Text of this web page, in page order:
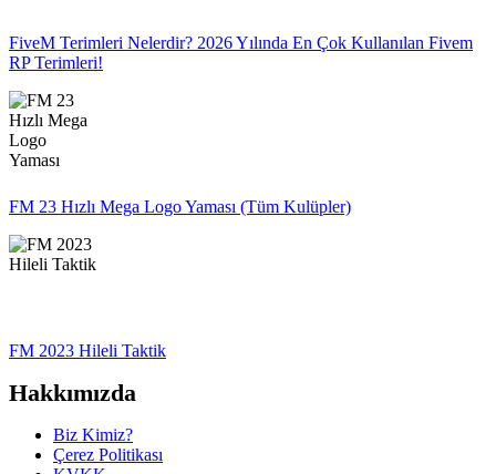
FiveM Terimleri Nelerdir? 2026 Yılında En Çok Kullanılan Fivem
RP Terimleri!
FM 23 Hızlı Mega Logo Yaması (Tüm Kulüpler)
FM 2023 Hileli Taktik
Hakkımızda
Biz Kimiz?
Çerez Politikası